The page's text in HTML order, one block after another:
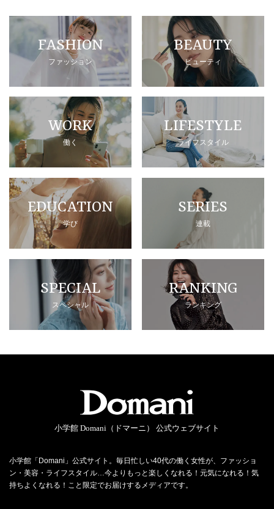
FASHION
ファッション
BEAUTY
ビューティ
WORK
働く
LIFESTYLE
ライフスタイル
EDUCATION
学び
SERIES
連載
SPECIAL
スペシャル
RANKING
ランキング
小学館 Domani（ドマーニ） 公式ウェブサイト
小学館「Domani」公式サイト。毎日忙しい40代の働く女性が、ファッショ
ン・美容・ライフスタイル…今よりもっと楽しくなれる！元気になれる！気
持ちよくなれる！こと限定でお届けするメディアです。